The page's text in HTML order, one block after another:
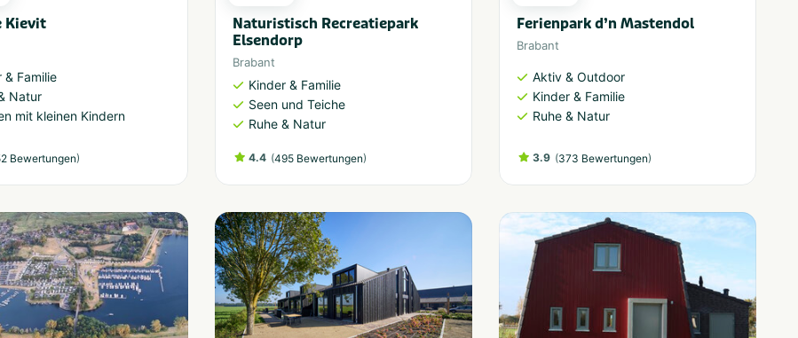
Kievit
& Familie
Natur
mit kleinen Kindern
Bewertungen)
Naturistisch Recreatiepark
Elsendorp
Brabant
Kinder & Familie
Seen und Teiche
Ruhe & Natur
4.4 (495 Bewertungen)
Ferienpark d’n Mastendol
Brabant
Aktiv & Outdoor
Kinder & Familie
Ruhe & Natur
3.9 (373 Bewertungen)